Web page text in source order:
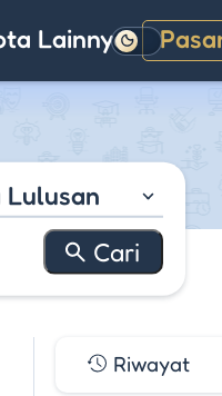
LainnyaGelap
Lulusan
Riwayat